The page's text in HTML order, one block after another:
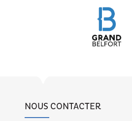
NOUS CONTACTER